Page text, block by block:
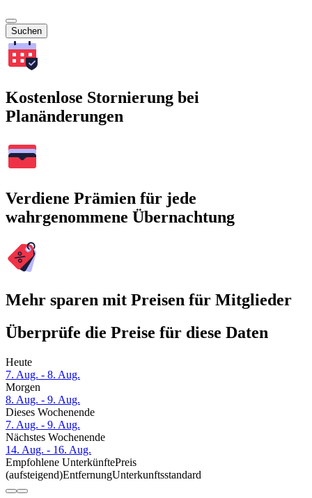
Suchen
Kostenlose Stornierung bei
Planänderungen
Verdiene Prämien für jede
wahrgenommene Übernachtung
Mehr sparen mit Preisen für Mitglieder
Überprüfe die Preise für diese Daten
Heute
7. Aug. - 8. Aug.
Morgen
8. Aug. - 9. Aug.
Dieses Wochenende
7. Aug. - 9. Aug.
Nächstes Wochenende
14. Aug. - 16. Aug.
Empfohlene UnterkünftePreis
(aufsteigend)EntfernungUnterkunftsstandard